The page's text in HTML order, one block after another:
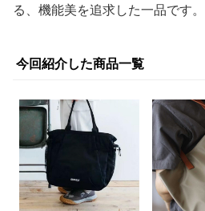
る、機能美を追求した一品です。
今回紹介した商品一覧